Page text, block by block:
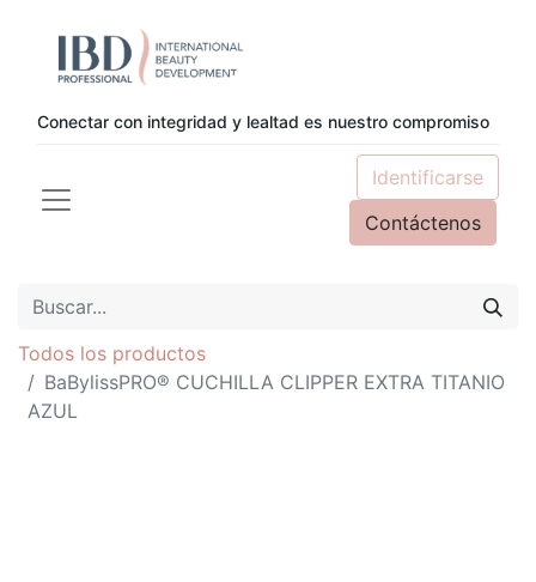
Conectar con integridad y lealtad es nuestro compromiso
Identificarse
Contáctenos
Todos los productos
BaBylissPRO® CUCHILLA CLIPPER EXTRA TITANIO
AZUL